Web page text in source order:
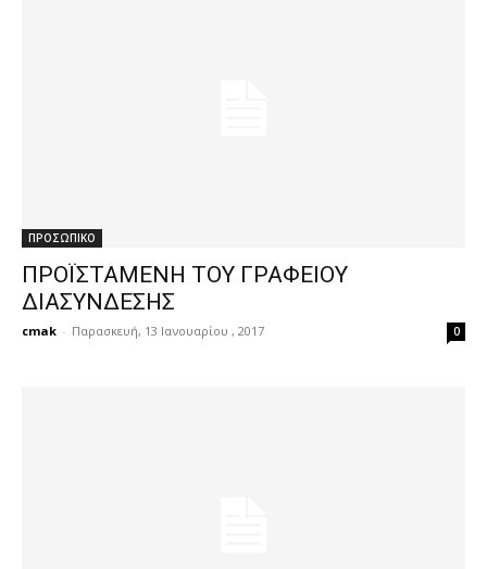
ΠΡΟΣΩΠΙΚΟ
ΠΡΟΪΣΤΑΜΕΝΗ TOY ΓΡΑΦΕΙΟΥ
ΔΙΑΣΥΝΔΕΣΗΣ
cmak - Παρασκευή, 13 Ιανουαρίου , 2017 0